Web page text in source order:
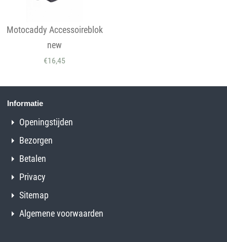
Motocaddy Accessoireblok
new
€16,45
Informatie
Openingstijden
Bezorgen
Betalen
Privacy
Sitemap
Algemene voorwaarden